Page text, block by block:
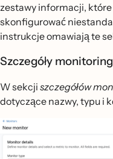
zestawy informacji,
skonfigurować
instrukcje omawiają te
Szczegóły
W sekcji szczegółów
dotyczące nazwy, typu i